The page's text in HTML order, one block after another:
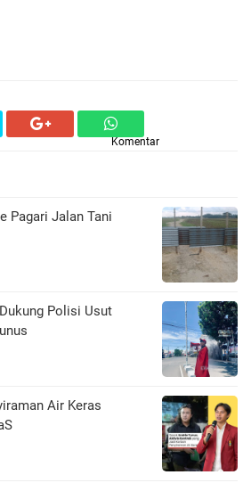
Komentar
Pagari Jalan Tani
Polisi Usut
Air Keras